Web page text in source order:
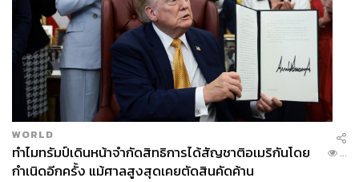
กางเกงเข้าสถานที่นั้นๆ อีกทั้งหลายคนยังมองว่าสไตล์ Le
Smoking ก่อให้เกิดความสับสนทางเพศ แต่มีเหรอที่ Yves จะ
แคร์เสียงวิจารณ์ Le Smoking กลายเป็นซิกเนเจอร์ลุคของ
แบรนด์ Saint Laurent จวบจนทุกวันนี้ และยิ่งต่อต้านยิ่งโด่ง
ดัง ไม่นานนักหลังจากกระแสแง่ลบ Le Smoking ทลายกรอบ
ให้ผู้หญิงกล้าสวมกางเกงมากขึ้น และทลายกรอบการแต่งตัว
แบ่งเพศออกไป
WORLD
ทำไมทรัมป์เดินหน้าจำกัดสิทธิการได้สัญชาติอเมริกันโดย
กำเนิดอีกครั้ง แม้ศาลสูงสุดเคยตัดสินคัดค้าน
...